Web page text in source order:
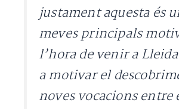
justament aquesta és
meves principals
l’hora de venir a
a motivar el
noves vocacions entre